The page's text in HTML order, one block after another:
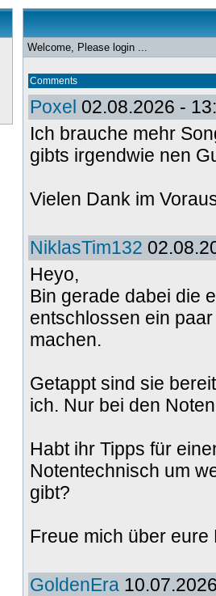
Welcome, Please login ...
Comments
Poxel 02.08.2026 -
Ich brauche mehr
gibts irgendwie nen
Vielen Dank im
NiklasTim132
Heyo,
Bin gerade dabei die
entschlossen ein
machen.
Getappt sind sie
ich. Nur bei den
Habt ihr Tipps für
Notentechnisch um
gibt?
Freue mich über
GoldenEra